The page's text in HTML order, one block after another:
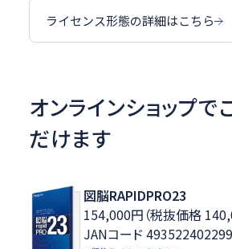
ライセンス形態の詳細はこちら
オンラインショップで
だけます
図脳RAPIDPRO23
154,000円（税抜価格
JANコード